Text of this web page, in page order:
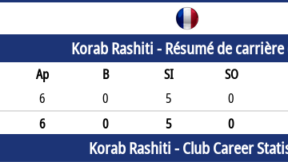
Korab Rashiti -Résumé de
Ap B SI SO
6 0 5 0
6
0 5 0
Korab Rashiti -Club Career